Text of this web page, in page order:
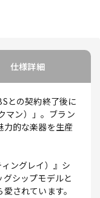
仕様詳細
との契約終了後に
マン）」。ブラン
力的な楽器を生産
ングレイ）』シ
シップモデルと
されています。